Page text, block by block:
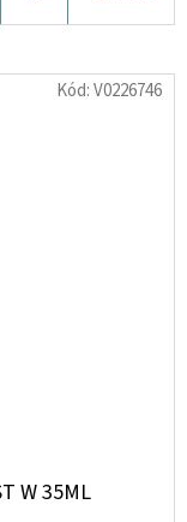
KOŠÍKU
W 35ML
Kód:V0226746